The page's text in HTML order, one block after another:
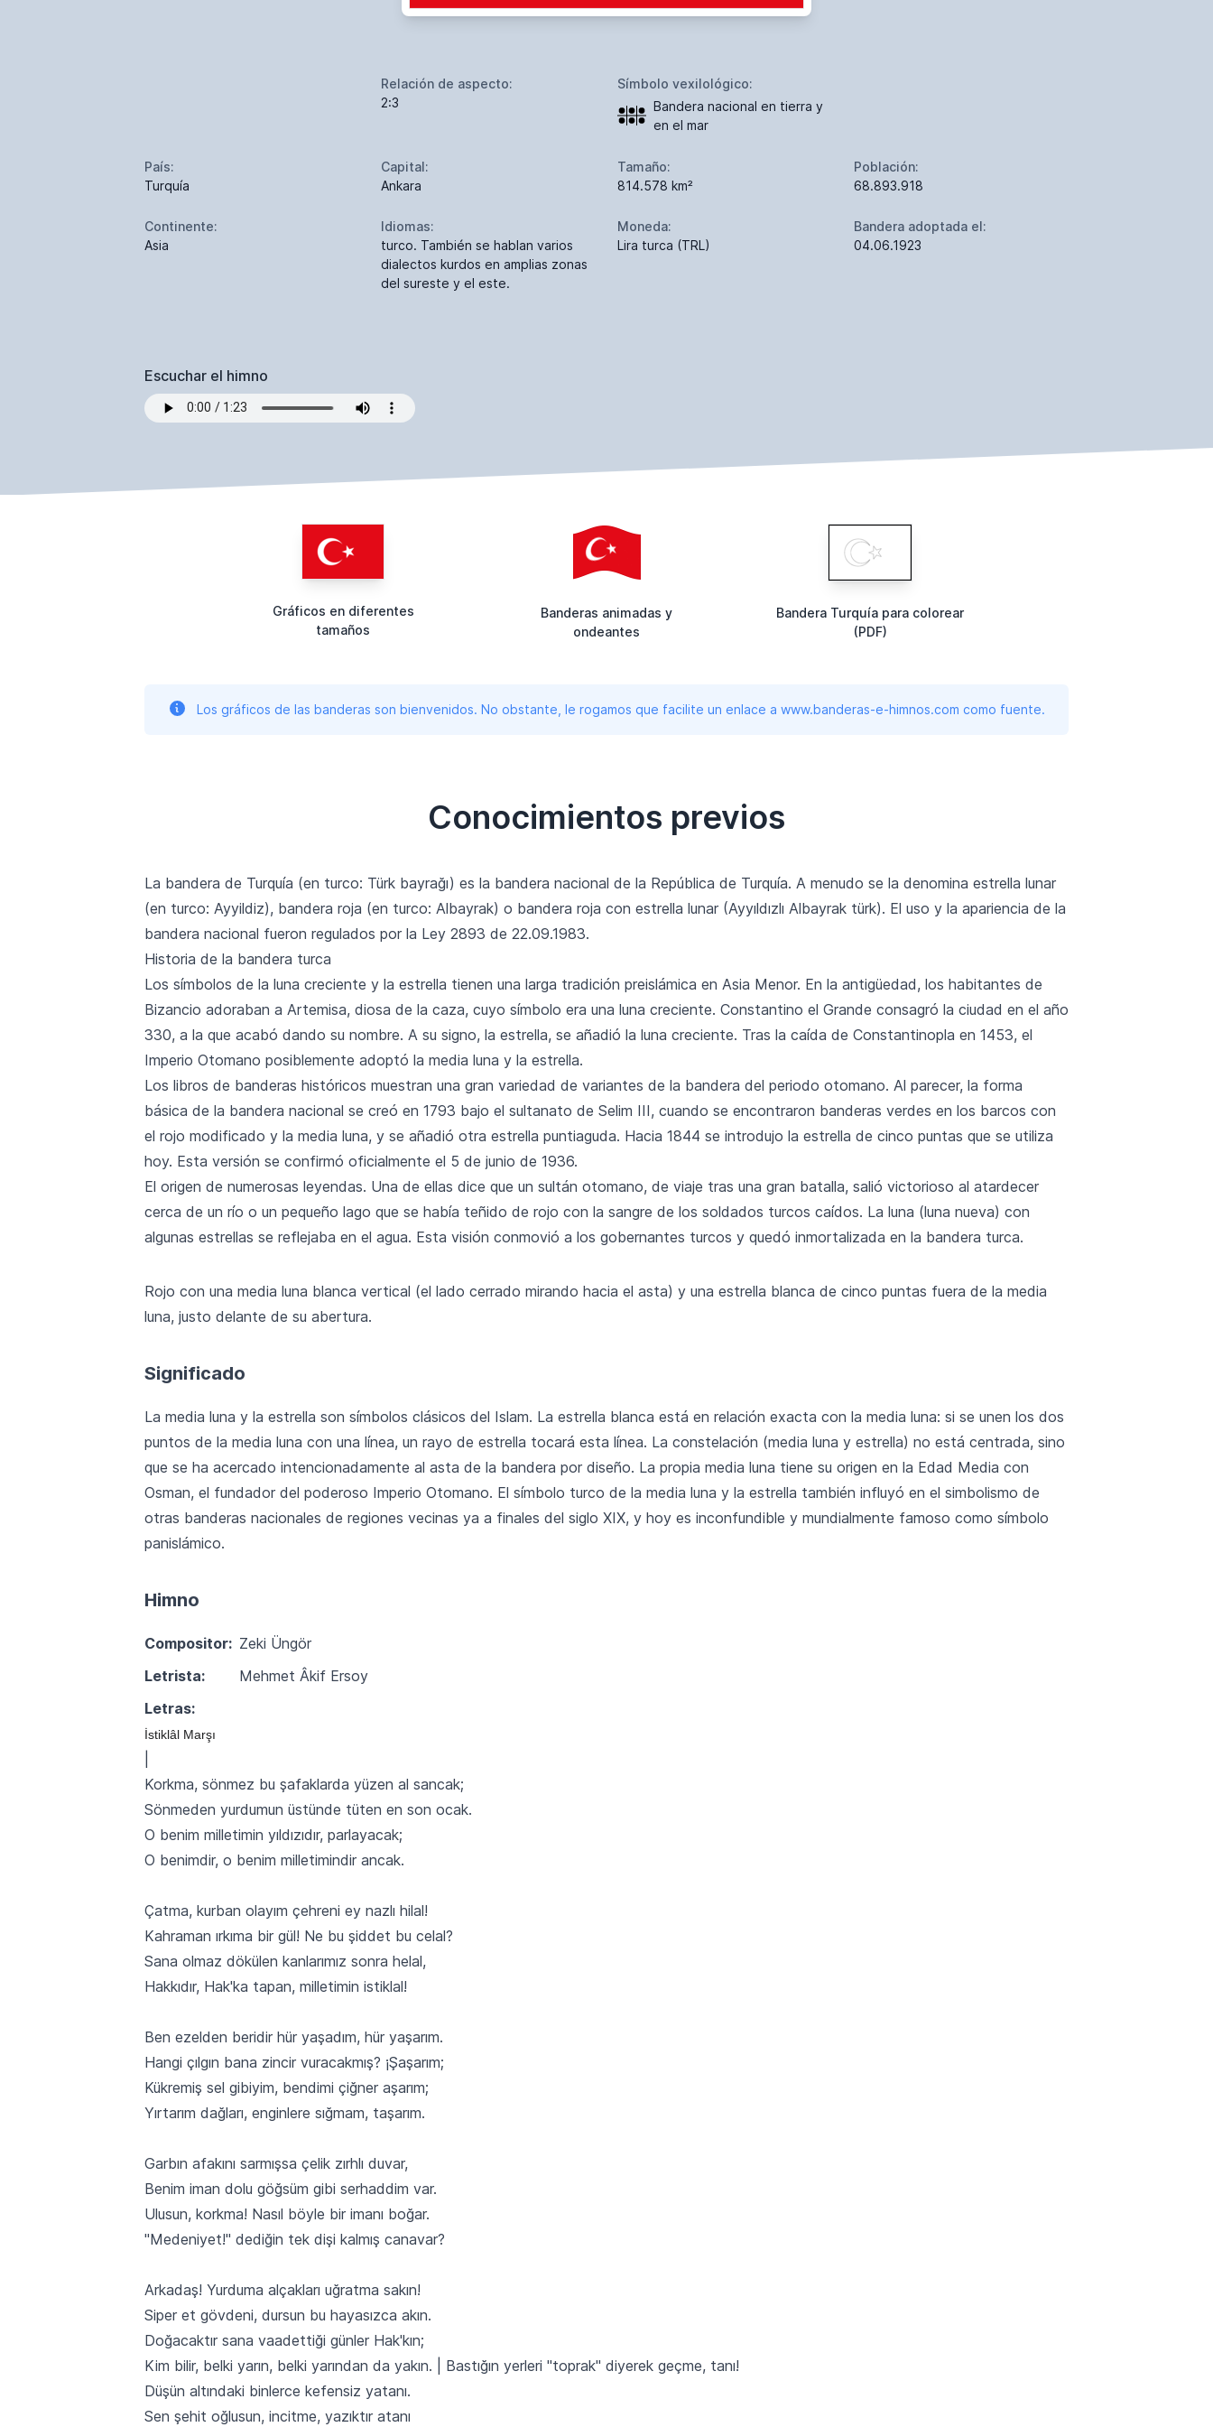
Relación de aspecto:
2:3
Símbolo vexilológico:
Bandera nacional en tierra y
en el mar
País:
Turquía
Capital:
Ankara
Tamaño:
814.578 km²
Población:
68.893.918
Continente:
Asia
Idiomas:
turco. También se hablan varios
dialectos kurdos en amplias zonas
del sureste y el este.
Moneda:
Lira turca (TRL)
Bandera adoptada el:
04.06.1923
Escuchar el himno
Gráficos en diferentes
tamaños
Banderas animadas y
ondeantes
Bandera Turquía para colorear
(PDF)
Los gráficos de las banderas son bienvenidos. No obstante, le rogamos que facilite un enlace a www.banderas-e-himnos.com como fuente.
Conocimientos previos
La bandera de Turquía (en turco: Türk bayrağı) es la bandera nacional de la República de Turquía. A menudo se la denomina estrella lunar
(en turco: Ayyildiz), bandera roja (en turco: Albayrak) o bandera roja con estrella lunar (Ayyıldızlı Albayrak türk). El uso y la apariencia de la
bandera nacional fueron regulados por la Ley 2893 de 22.09.1983.
Historia de la bandera turca
Los símbolos de la luna creciente y la estrella tienen una larga tradición preislámica en Asia Menor. En la antigüedad, los habitantes de
Bizancio adoraban a Artemisa, diosa de la caza, cuyo símbolo era una luna creciente. Constantino el Grande consagró la ciudad en el año
330, a la que acabó dando su nombre. A su signo, la estrella, se añadió la luna creciente. Tras la caída de Constantinopla en 1453, el
Imperio Otomano posiblemente adoptó la media luna y la estrella.
Los libros de banderas históricos muestran una gran variedad de variantes de la bandera del periodo otomano. Al parecer, la forma
básica de la bandera nacional se creó en 1793 bajo el sultanato de Selim III, cuando se encontraron banderas verdes en los barcos con
el rojo modificado y la media luna, y se añadió otra estrella puntiaguda. Hacia 1844 se introdujo la estrella de cinco puntas que se utiliza
hoy. Esta versión se confirmó oficialmente el 5 de junio de 1936.
El origen de numerosas leyendas. Una de ellas dice que un sultán otomano, de viaje tras una gran batalla, salió victorioso al atardecer
cerca de un río o un pequeño lago que se había teñido de rojo con la sangre de los soldados turcos caídos. La luna (luna nueva) con
algunas estrellas se reflejaba en el agua. Esta visión conmovió a los gobernantes turcos y quedó inmortalizada en la bandera turca.
Rojo con una media luna blanca vertical (el lado cerrado mirando hacia el asta) y una estrella blanca de cinco puntas fuera de la media
luna, justo delante de su abertura.
Significado
La media luna y la estrella son símbolos clásicos del Islam. La estrella blanca está en relación exacta con la media luna: si se unen los dos
puntos de la media luna con una línea, un rayo de estrella tocará esta línea. La constelación (media luna y estrella) no está centrada, sino
que se ha acercado intencionadamente al asta de la bandera por diseño. La propia media luna tiene su origen en la Edad Media con
Osman, el fundador del poderoso Imperio Otomano. El símbolo turco de la media luna y la estrella también influyó en el simbolismo de
otras banderas nacionales de regiones vecinas ya a finales del siglo XIX, y hoy es inconfundible y mundialmente famoso como símbolo
panislámico.
Himno
Compositor: Zeki Üngör
Letrista:
Mehmet Âkif Ersoy
Letras:
İstiklâl Marşı
Korkma, sönmez bu şafaklarda yüzen al sancak;
Sönmeden yurdumun üstünde tüten en son ocak.
O benim milletimin yıldızıdır, parlayacak;
O benimdir, o benim milletimindir ancak.
Çatma, kurban olayım çehreni ey nazlı hilal!
Kahraman ırkıma bir gül! Ne bu şiddet bu celal?
Sana olmaz dökülen kanlarımız sonra helal,
Hakkıdır, Hak'ka tapan, milletimin istiklal!
Ben ezelden beridir hür yaşadım, hür yaşarım.
Hangi çılgın bana zincir vuracakmış? ¡Şaşarım;
Kükremiş sel gibiyim, bendimi çiğner aşarım;
Yırtarım dağları, enginlere sığmam, taşarım.
Garbın afakını sarmışsa çelik zırhlı duvar,
Benim iman dolu göğsüm gibi serhaddim var.
Ulusun, korkma! Nasıl böyle bir imanı boğar.
"Medeniyet!" dediğin tek dişi kalmış canavar?
Arkadaş! Yurduma alçakları uğratma sakın!
Siper et gövdeni, dursun bu hayasızca akın.
Doğacaktır sana vaadettiği günler Hak'kın;
Kim bilir, belki yarın, belki yarından da yakın. | Bastığın yerleri "toprak" diyerek geçme, tanı!
Düşün altındaki binlerce kefensiz yatanı.
Sen şehit oğlusun, incitme, yazıktır atanı